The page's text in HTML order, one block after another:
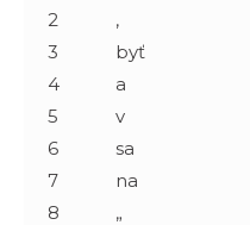
2
,
3
byť
4
a
5
v
6
sa
7
na
8
„